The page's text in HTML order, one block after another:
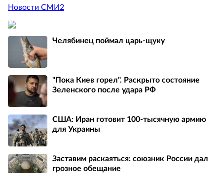
Новости СМИ2
Челябинец поймал царь-щуку
"Пока Киев горел". Раскрыто состояние
Зеленского после удара РФ
США: Иран готовит 100-тысячную армию
для Украины
Заставим раскаяться: союзник России дал
грозное обещание